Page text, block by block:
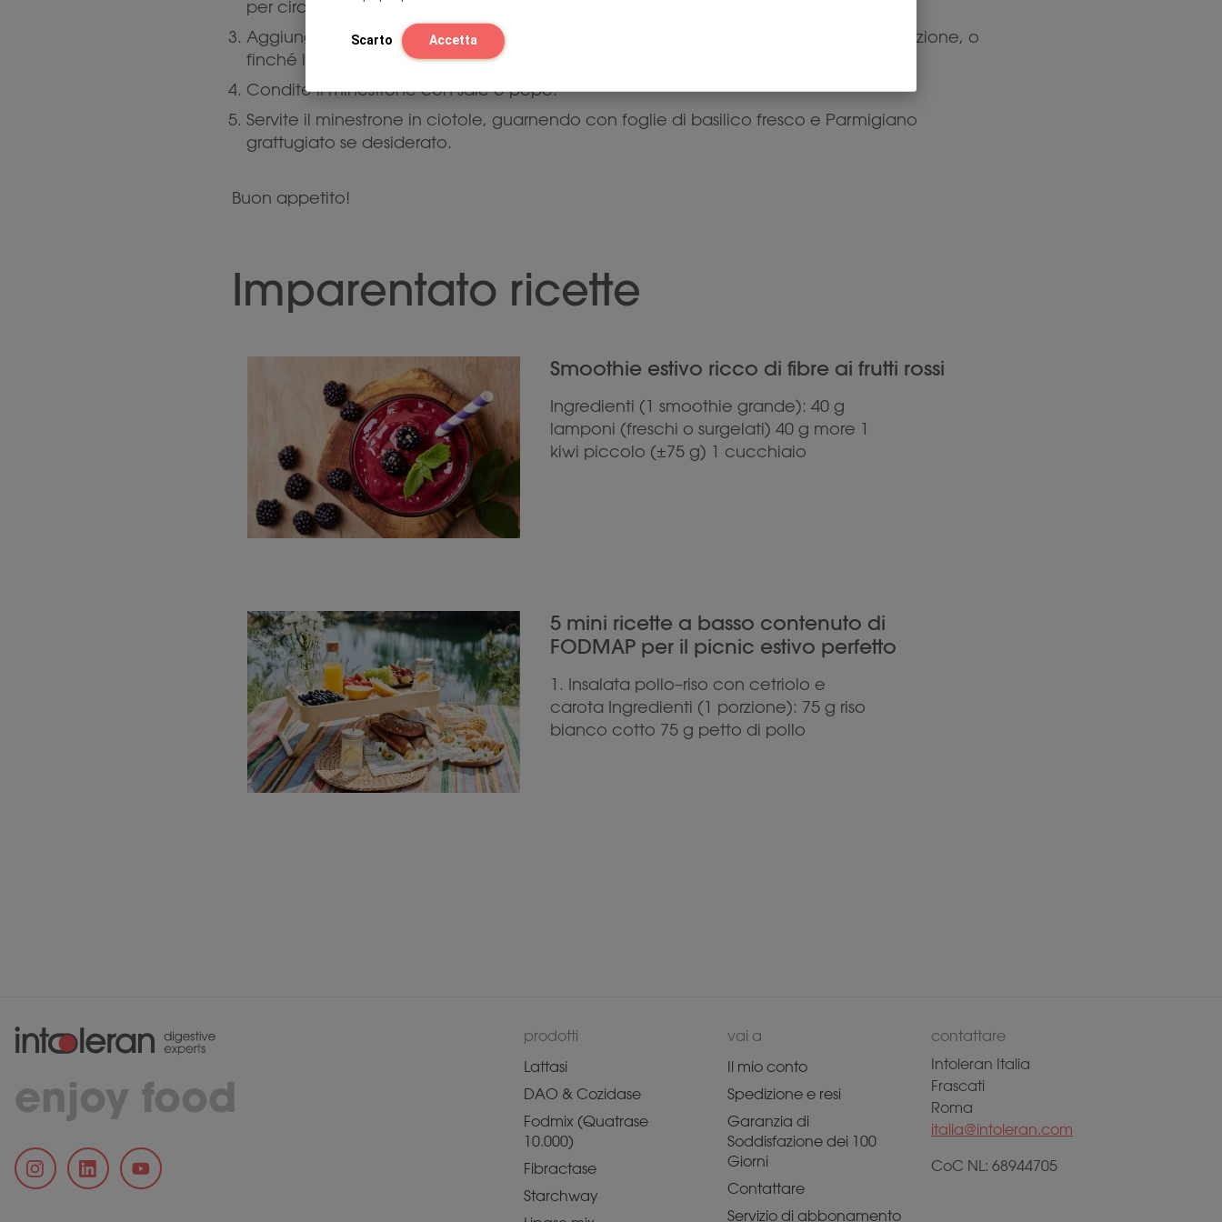
Scarto Accetta
per circa 15-20 minuti, o finché le verdure non siano tenere.
Aggiungete la pasta alla zuppa e cuocete secondo le istruzioni riportate sulla confezione, o
finché la pasta sia al dente.
Condite il minestrone con sale e pepe.
Servite il minestrone in ciotole, guarnendo con foglie di basilico fresco e Parmigiano
grattugiato se desiderato.
Buon appetito!
Imparentato ricette
Smoothie estivo ricco di fibre ai frutti rossi
Ingredienti (1 smoothie grande): 40 g
lamponi (freschi o surgelati) 40 g more 1
kiwi piccolo (±75 g) 1 cucchiaio
5 mini ricette a basso contenuto di
FODMAP per il picnic estivo perfetto
1. Insalata pollo–riso con cetriolo e
carota Ingredienti (1 porzione): 75 g riso
bianco cotto 75 g petto di pollo
enjoy food
prodotti
Lattasi
DAO & Cozidase
Fodmix (Quatrase
10.000)
Fibractase
Starchway
vai a
Il mio conto
Spedizione e resi
Garanzia di
Soddisfazione dei 100
Giorni
Contattare
Servizio di abbonamento
contattare
Intoleran Italia
Frascati
Roma
italia@intoleran.com
CoC NL: 68944705